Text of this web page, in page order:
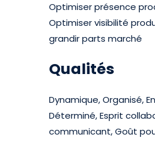
Optimiser présence
Optimiser visibilité
grandir parts marché
Qualités
Dynamique, Organisé,
Déterminé, Esprit
communicant, Goût